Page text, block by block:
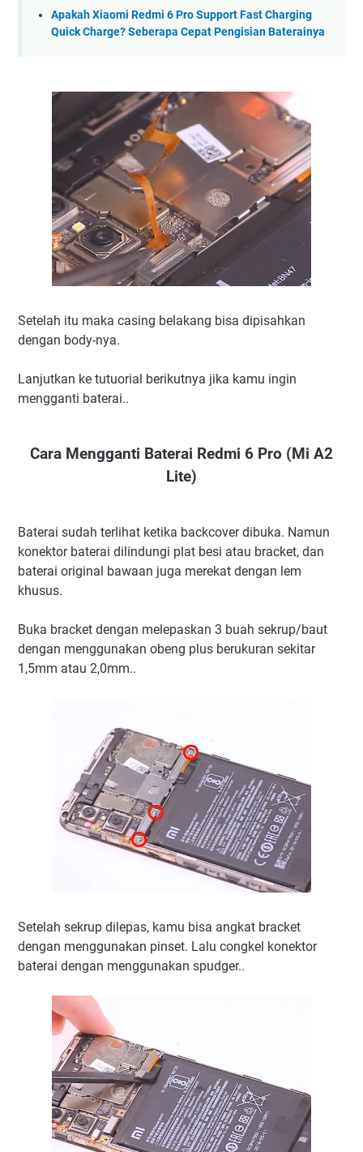
Apakah Xiaomi Redmi 6 Pro Support Fast Charging
Quick Charge? Seberapa Cepat Pengisian Baterainya
Setelah itu maka casing belakang bisa dipisahkan
dengan body-nya.
Lanjutkan ke tutuorial berikutnya jika kamu ingin
mengganti baterai..
Cara Mengganti Baterai Redmi 6 Pro (Mi A2
Lite)
Baterai sudah terlihat ketika backcover dibuka. Namun
konektor baterai dilindungi plat besi atau bracket, dan
baterai original bawaan juga merekat dengan lem
khusus.
Buka bracket dengan melepaskan 3 buah sekrup/baut
dengan menggunakan obeng plus berukuran sekitar
1,5mm atau 2,0mm..
Setelah sekrup dilepas, kamu bisa angkat bracket
dengan menggunakan pinset. Lalu congkel konektor
baterai dengan menggunakan spudger..